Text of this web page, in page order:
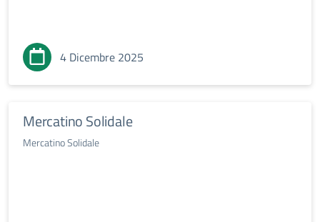
4 Dicembre 2025
Mercatino Solidale
Mercatino Solidale